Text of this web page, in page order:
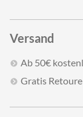
Versand
Ab 50€
Gratis Retoure